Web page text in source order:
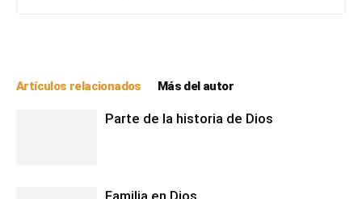
Artículos relacionados Más del autor
Parte de la historia de Dios
Familia en Dios